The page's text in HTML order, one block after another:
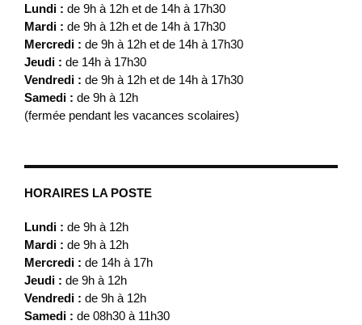
Lundi : de 9h à 12h et de 14h à 17h30
Mardi : de 9h à 12h et de 14h à 17h30
Mercredi : de 9h à 12h et de 14h à 17h30
Jeudi : de 14h à 17h30
Vendredi : de 9h à 12h et de 14h à 17h30
Samedi : de 9h à 12h
(fermée pendant les vacances scolaires)
HORAIRES LA POSTE
Lundi : de 9h à 12h
Mardi : de 9h à 12h
Mercredi : de 14h à 17h
Jeudi : de 9h à 12h
Vendredi : de 9h à 12h
Samedi : de 08h30 à 11h30